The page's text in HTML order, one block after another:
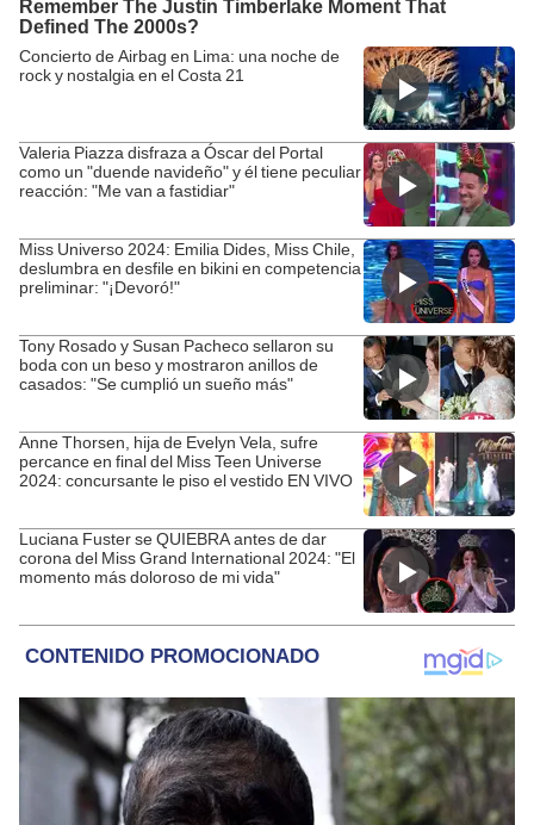
Concierto de Airbag en Lima: una noche de
rock y nostalgia en el Costa 21
Valeria Piazza disfraza a Óscar del Portal
como un "duende navideño" y él tiene peculiar
reacción: "Me van a fastidiar"
Miss Universo 2024: Emilia Dides, Miss Chile,
deslumbra en desfile en bikini en competencia
preliminar: "¡Devoró!"
Tony Rosado y Susan Pacheco sellaron su
boda con un beso y mostraron anillos de
casados: "Se cumplió un sueño más"
Anne Thorsen, hija de Evelyn Vela, sufre
percance en final del Miss Teen Universe
2024: concursante le piso el vestido EN VIVO
Luciana Fuster se QUIEBRA antes de dar
corona del Miss Grand International 2024: "El
momento más doloroso de mi vida"